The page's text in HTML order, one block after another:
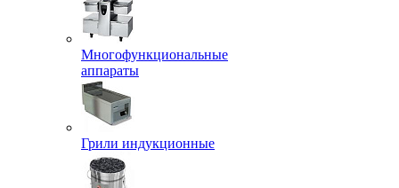
Многофункциональные
аппараты
Грили индукционные